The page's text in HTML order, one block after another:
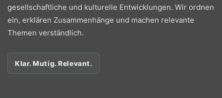
gesellschaftliche und kulturelle Entwicklungen. Wir ordnen
ein, erklären Zusammenhänge und machen relevante
Themen verständlich.
Klar. Mutig. Relevant.